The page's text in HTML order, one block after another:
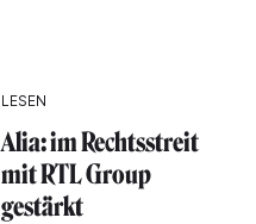
LESEN
Alia: im Rechtsstreit
mit RTL Group
gestärkt